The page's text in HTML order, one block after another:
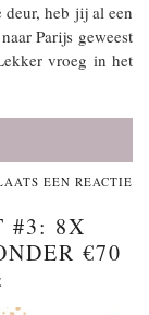
heb jij al een
Parijs geweest
vroeg in het
EEN REACTIE
#3: 8X
€70